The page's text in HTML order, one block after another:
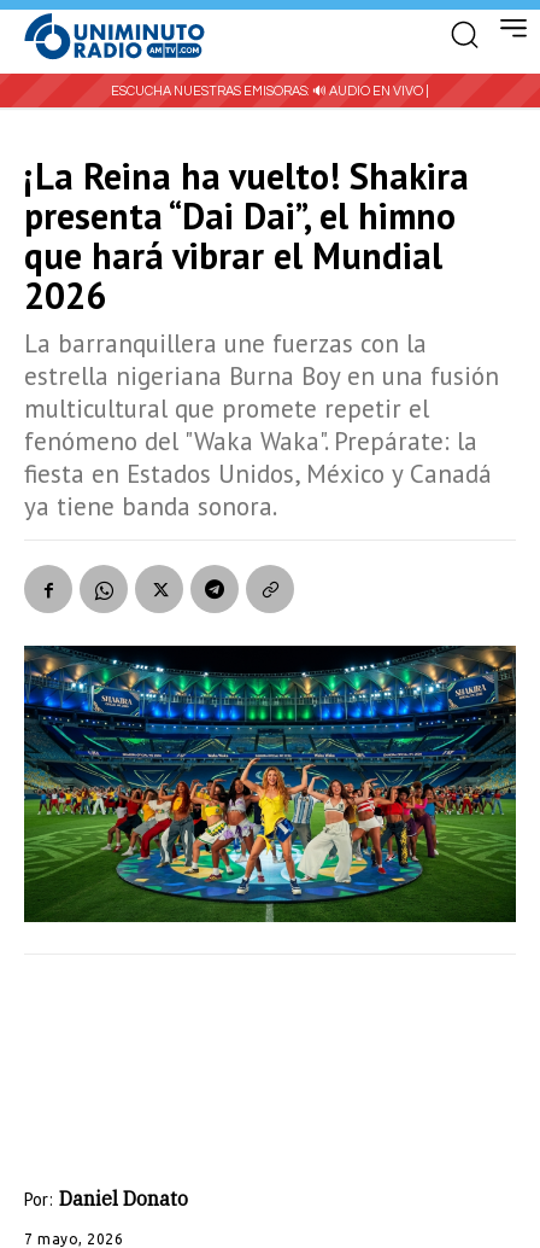
ESCUCHA NUESTRAS EMISORAS: 🔊 AUDIO EN VIVO |
¡La Reina ha vuelto! Shakira
presenta “Dai Dai”, el himno
que hará vibrar el Mundial
2026
La barranquillera une fuerzas con la
estrella nigeriana Burna Boy en una fusión
multicultural que promete repetir el
fenómeno del "Waka Waka". Prepárate: la
fiesta en Estados Unidos, México y Canadá
ya tiene banda sonora.
Por: Daniel Donato
7 mayo, 2026